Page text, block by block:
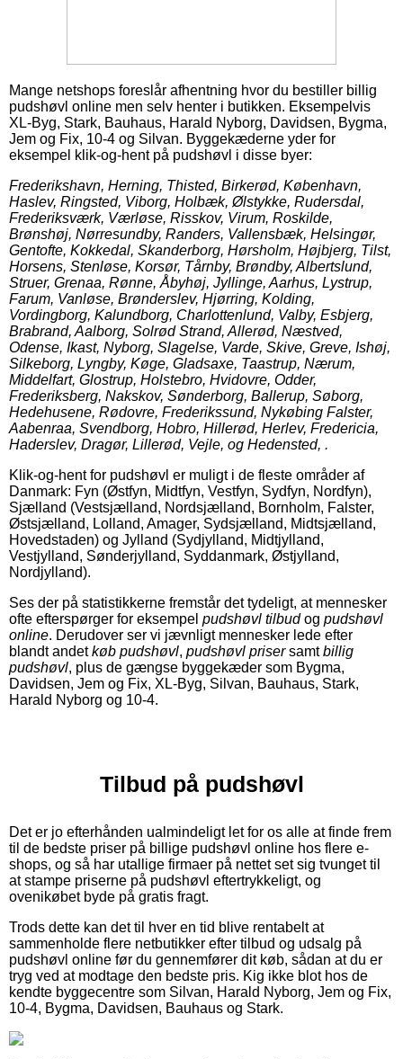
Mange netshops foreslår afhentning hvor du bestiller billig
pudshøvl online men selv henter i butikken. Eksempelvis
XL-Byg, Stark, Bauhaus, Harald Nyborg, Davidsen, Bygma,
Jem og Fix, 10-4 og Silvan. Byggekæderne yder for
eksempel klik-og-hent på pudshøvl i disse byer:
Frederikshavn, Herning, Thisted, Birkerød, København,
Haslev, Ringsted, Viborg, Holbæk, Ølstykke, Rudersdal,
Frederiksværk, Værløse, Risskov, Virum, Roskilde,
Brønshøj, Nørresundby, Randers, Vallensbæk, Helsingør,
Gentofte, Kokkedal, Skanderborg, Hørsholm, Højbjerg, Tilst,
Horsens, Stenløse, Korsør, Tårnby, Brøndby, Albertslund,
Struer, Grenaa, Rønne, Åbyhøj, Jyllinge, Aarhus, Lystrup,
Farum, Vanløse, Brønderslev, Hjørring, Kolding,
Vordingborg, Kalundborg, Charlottenlund, Valby, Esbjerg,
Brabrand, Aalborg, Solrød Strand, Allerød, Næstved,
Odense, Ikast, Nyborg, Slagelse, Varde, Skive, Greve, Ishøj,
Silkeborg, Lyngby, Køge, Gladsaxe, Taastrup, Nærum,
Middelfart, Glostrup, Holstebro, Hvidovre, Odder,
Frederiksberg, Nakskov, Sønderborg, Ballerup, Søborg,
Hedehusene, Rødovre, Frederikssund, Nykøbing Falster,
Aabenraa, Svendborg, Hobro, Hillerød, Herlev, Fredericia,
Haderslev, Dragør, Lillerød, Vejle, og Hedensted, .
Klik-og-hent for pudshøvl er muligt i de fleste områder af
Danmark: Fyn (Østfyn, Midtfyn, Vestfyn, Sydfyn, Nordfyn),
Sjælland (Vestsjælland, Nordsjælland, Bornholm, Falster,
Østsjælland, Lolland, Amager, Sydsjælland, Midtsjælland,
Hovedstaden) og Jylland (Sydjylland, Midtjylland,
Vestjylland, Sønderjylland, Syddanmark, Østjylland,
Nordjylland).
Ses der på statistikkerne fremstår det tydeligt, at mennesker
ofte efterspørger for eksempel pudshøvl tilbudog pudshøvl
online. Derudover ser vi jævnligt mennesker lede efter
blandt andetkøb pudshøvl, pudshøvl prisersamtbillig
pudshøvl, plus de gængse byggekæder som Bygma,
Davidsen, Jem og Fix, XL-Byg, Silvan, Bauhaus, Stark,
Harald Nyborg og 10-4.
Tilbud på pudshøvl
Det er jo efterhånden ualmindeligt let for os alle at finde frem
til de bedste priser på billige pudshøvl online hos flere e-
shops, og så har utallige firmaer på nettet set sig tvunget til
at stampe priserne på pudshøvl eftertrykkeligt, og
ovenikøbet byde på gratis fragt.
Trods dette kan det til hver en tid blive rentabelt at
sammenholde flere netbutikker efter tilbud og udsalg på
pudshøvl online før du gennemfører dit køb, sådan at du er
tryg ved at modtage den bedste pris. Kig ikke blot hos de
kendte byggecentre som Silvan, Harald Nyborg, Jem og Fix,
10-4, Bygma, Davidsen, Bauhaus og Stark.